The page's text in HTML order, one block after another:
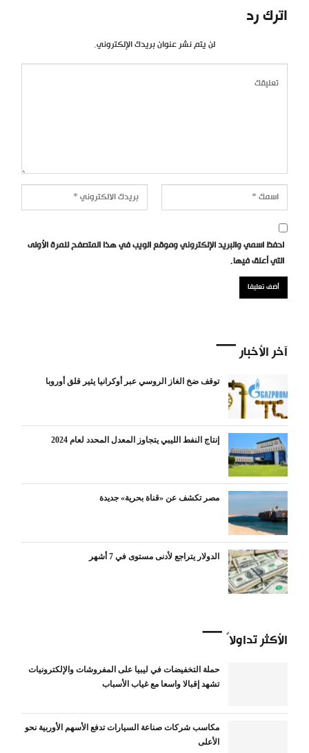
اترك رد
لن يتم نشر عنوان بريدك الإلكتروني.
احفظ اسمي والبريد الإلكتروني وموقع الويب في هذا المتصفح للمرة الأولى
التي أعلق فيها.
آخر الأخبار
توقف ضخ الغاز الروسي عبر أوكرانيا يثير قلق أوروبا
إنتاج النفط الليبي يتجاوز المعدل المحدد لعام 2024
مصر تكشف عن «قناة بحرية» جديدة
الدولار يتراجع لأدنى مستوى في 7 أشهر
الأكثر تداولاً
حملة التخفيضات في ليبيا على المفروشات والإلكترونيات
تشهد إقبالا واسعا مع غياب الأسباب
مكاسب شركات صناعة السيارات تدفع الأسهم الأوربية نحو
الأعلى